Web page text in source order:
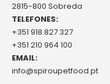
2815-800 Sobreda
TELEFONES:
+351 918 827 327
+351 210 964 100
EMAIL:
info@spiroupetfood.pt